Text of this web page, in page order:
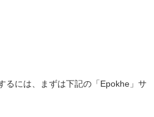
るには、まずは下記の「Epokhe」サ